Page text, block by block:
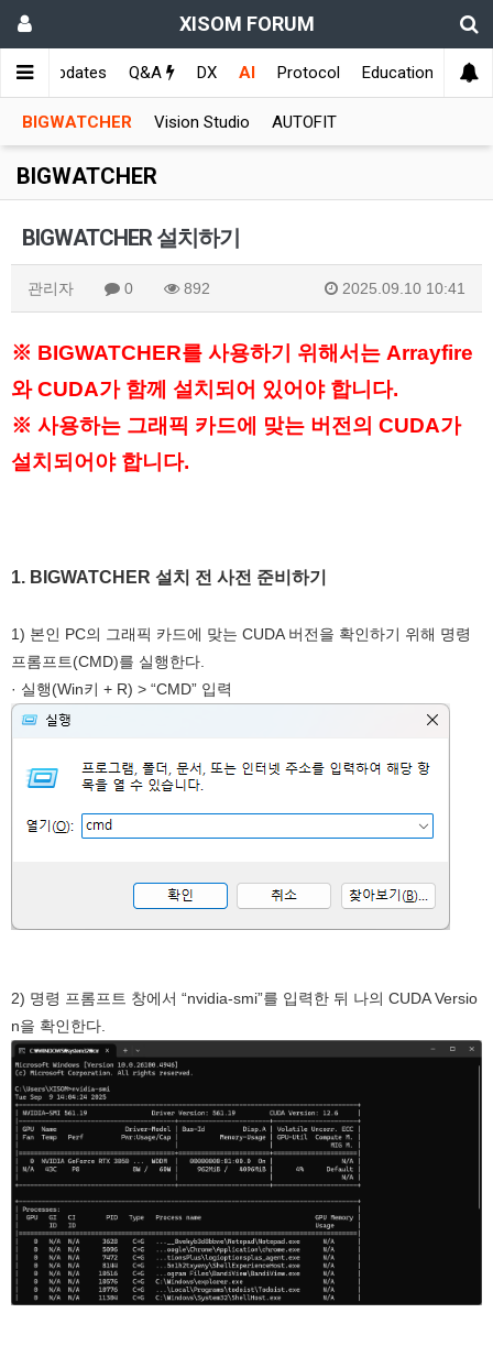
XISOM FORUM
인 Updates Q&A DX AI Protocol Education
BIGWATCHER Vision Studio AUTOFIT
BIGWATCHER
BIGWATCHER 설치하기
관리자 0 892 2025.09.10 10:41
※ BIGWATCHER를 사용하기 위해서는 Arrayfire
와 CUDA가 함께 설치되어 있어야 합니다.
※ 사용하는 그래픽 카드에 맞는 버전의 CUDA가
설치되어야 합니다.
1. BIGWATCHER 설치 전 사전 준비하기
1) 본인 PC의 그래픽 카드에 맞는 CUDA 버전을 확인하기 위해 명령
프롬프트(CMD)를 실행한다.
· 실행(Win키 + R) > “CMD” 입력
2) 명령 프롬프트 창에서 “nvidia-smi”를 입력한 뒤 나의 CUDA Versio
n을 확인한다.